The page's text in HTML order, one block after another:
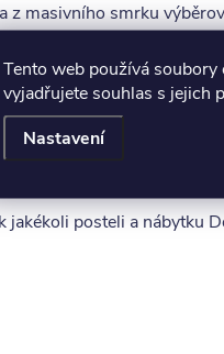
Tento web používá
vyjadřujete souhlas s jejich
Nastavení
z masivního smrku
bezpečnost
lakem.
doplňovat dokoupením
jakékoli posteli a nábytku